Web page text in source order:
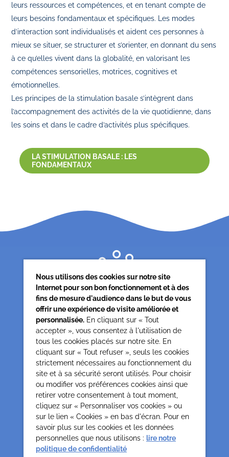
leurs ressources et compétences, et en tenant compte de
leurs besoins fondamentaux et spécifiques. Les modes
d’interaction sont individualisés et aident ces personnes à
mieux se situer, se structurer et s’orienter, en donnant du sens
à ce qu’elles vivent dans la globalité, en valorisant les
compétences sensorielles, motrices, cognitives et
émotionnelles.
Les principes de la stimulation basale s’intègrent dans
l’accompagnement des activités de la vie quotidienne, dans
les soins et dans le cadre d’activités plus spécifiques.
LA STIMULATION BASALE : LES
FONDAMENTAUX
Siège associatif
62 rue de la glacière
75013 Paris
0142850804
contact@cesap.asso.fr
Cesap Formation
formation@cesap.asso.fr
01 53 20 68 58
Mentions Légales
Nous utilisons des cookies sur notre site
Internet pour son bon fonctionnement et à des
fins de mesure d'audience dans le but de vous
offrir une expérience de visite améliorée et
personnalisée. En cliquant sur « Tout
accepter », vous consentez à l'utilisation de
tous les cookies placés sur notre site. En
cliquant sur « Tout refuser », seuls les cookies
strictement nécessaires au fonctionnement du
site et à sa sécurité seront utilisés. Pour choisir
ou modifier vos préférences cookies ainsi que
retirer votre consentement à tout moment,
cliquez sur « Personnaliser vos cookies » ou
sur le lien « Cookies » en bas d'écran. Pour en
savoir plus sur les cookies et les données
personnelles que nous utilisons : lire notre
politique de confidentialité